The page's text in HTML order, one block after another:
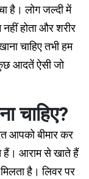
है। लोग जल्दी में
होता और शरीर
चाहिए तभी हम
आदतें ऐसी जो
चाहिए?
आपको बीमार कर
हैं। आराम से खाते हैं
है। लिवर पर